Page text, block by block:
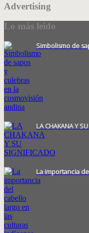
Advertising
Lo más leido
Simbolismo de
LA CHAKANA Y
La importancia